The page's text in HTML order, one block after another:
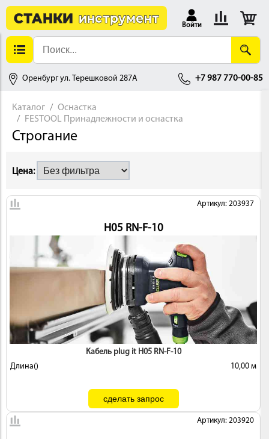
Войти
Оренбург ул. Терешковой 287А +7 987 770-00-85
ДЕРЕВООБРАБОТКА
ИНСТРУМЕНТ
Каталог
Оснастка
FESTOOL Принадлежности и оснастка
Строгание
Цена:
Артикул: 203937
H05 RN-F-10
Кабель plug it H05 RN-F-10
Длина()
10,00 м
Артикул: 203920